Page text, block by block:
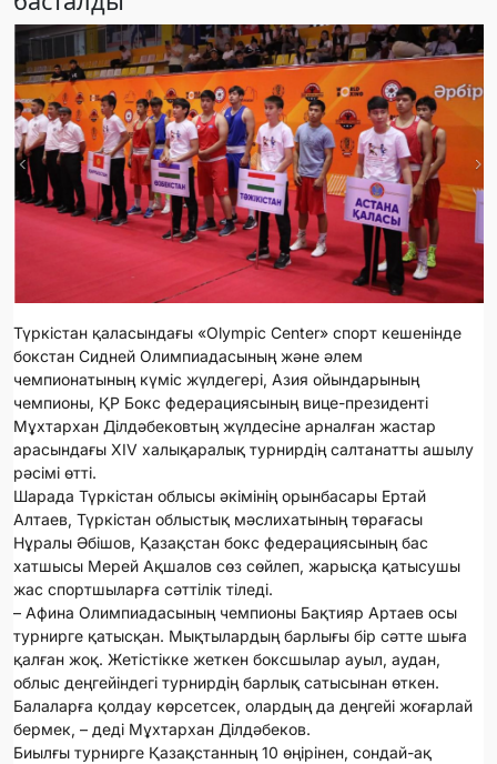
Түркістан қаласындағы «Olympic Center» спорт кешенінде
бокстан Сидней Олимпиадасының және әлем
чемпионатының күміс жүлдегері, Азия ойындарының
чемпионы, ҚР Бокс федерациясының вице-президенті
Мұхтархан Ділдәбековтың жүлдесіне арналған жастар
арасындағы XIV халықаралық турнирдің салтанатты ашылу
рәсімі өтті.
Шарада Түркістан облысы әкімінің орынбасары Ертай
Алтаев, Түркістан облыстық мәслихатының төрағасы
Нұралы Әбішов, Қазақстан бокс федерациясының бас
хатшысы Мерей Ақшалов сөз сөйлеп, жарысқа қатысушы
жас спортшыларға сәттілік тіледі.
– Афина Олимпиадасының чемпионы Бақтияр Артаев осы
турнирге қатысқан. Мықтылардың барлығы бір сәтте шыға
қалған жоқ. Жетістікке жеткен боксшылар ауыл, аудан,
облыс деңгейіндегі турнирдің барлық сатысынан өткен.
Балаларға қолдау көрсетсек, олардың да деңгейі жоғарлай
бермек, – деді Мұхтархан Ділдәбеков.
Биылғы турнирге Қазақстанның 10 өңірінен, сондай-ақ